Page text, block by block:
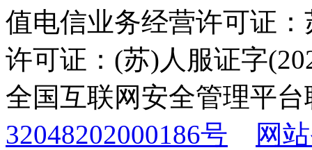
值电信业务经营许可证
许可证：(苏)人服证字
全国互联网安全管理平
32048202000186号
网